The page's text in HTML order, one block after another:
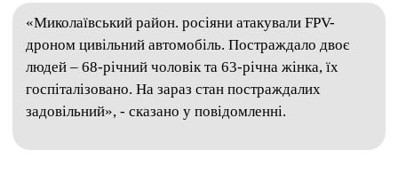
«Миколаївський район. росіяни атакували FPV-
дроном цивільний автомобіль. Постраждало двоє
людей – 68-річний чоловік та 63-річна жінка, їх
госпіталізовано. На зараз стан постраждалих
задовільний», - сказано у повідомленні.